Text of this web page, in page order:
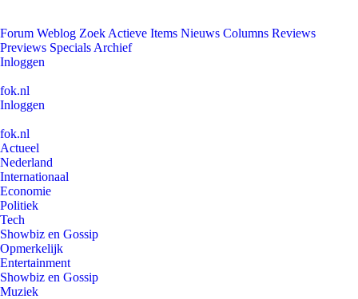
Forum Weblog Zoek Actieve Items Nieuws Columns Reviews
Previews Specials Archief
Inloggen
fok.nl
Inloggen
fok.nl
Actueel
Nederland
Internationaal
Economie
Politiek
Tech
Showbiz en Gossip
Opmerkelijk
Entertainment
Showbiz en Gossip
Muziek